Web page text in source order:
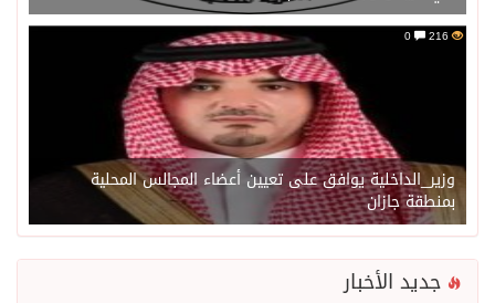
216
وزير_الداخلية يوافق على تعيين أعضاء المجالس المحلية
بمنطقة جازان
جديد الأخبار